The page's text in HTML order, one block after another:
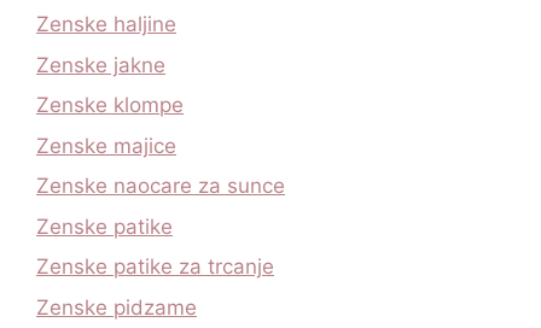
Zenske haljine
Zenske jakne
Zenske klompe
Zenske majice
Zenske naocare za sunce
Zenske patike
Zenske patike za trcanje
Zenske pidzame